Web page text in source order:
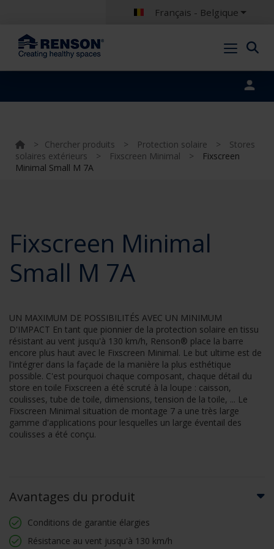
Français - Belgique
> Chercher produits > Protection solaire >
Stores
solaires extérieurs
> Fixscreen Minimal >
Fixscreen
Minimal Small M 7A
Fixscreen Minimal
Small M 7A
UN MAXIMUM DE POSSIBILITÉS AVEC UN MINIMUM
D'IMPACT En tant que pionnier de la protection solaire en tissu
résistant au vent jusqu'à 130 km/h, Renson® place la barre
encore plus haut avec le Fixscreen Minimal. Le but ultime est de
l'intégrer dans la façade de la manière la plus esthétique
possible. C'est pourquoi chaque composant, chaque détail du
store en toile Fixscreen a été scruté à la loupe : caisson,
coulisses, tube de toile, dimensions, tension de la toile, ... Le
Fixscreen Minimal situation de montage 7 a une très large
gamme d'applications pour lesquelles un large éventail des
coulisses a été conçu.
Avantages du produit
Conditions de garantie élargies
Résistance au vent jusqu'à 130 km/h